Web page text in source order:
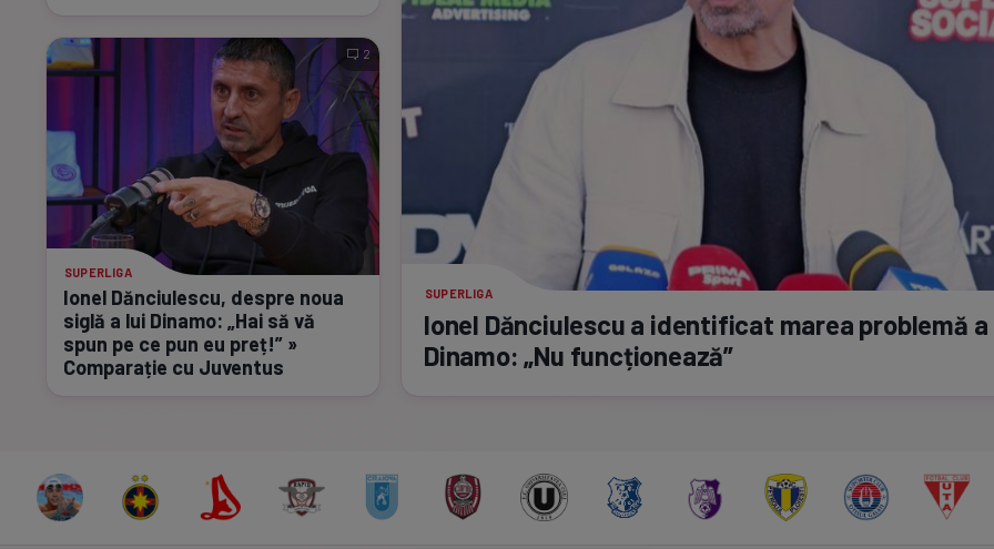
SUPERLIGA
Ionel Dănciulescu, despre noua
siglă a lui Dinamo: „Hai să vă
spun pe ce pun eu preț!” »
Comparație cu Juventus
2
SUPERLIGA
Ionel Dănciulescu a identificat marea problemă a
Dinamo: „Nu funcționează”